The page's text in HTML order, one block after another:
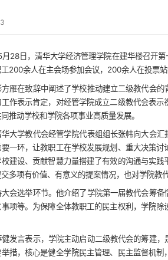
28日，清华大学经济管理学院在建华楼召开
200余人在主会场参加会议，200余人在投票
雁在致辞中阐述了学校推动建立二级教代会
作表示肯定，对经管学院成立二级教代会表
推动学校和学院各项事业高质量发展。
华大学教代会经管学院代表组组长张帏向大会
要一环，让教职工在学校发展规划、重大决策
建设、贡献智慧力量搭建了有效的沟通与实
多项有价值、有意义的提案情况，也对学院教
会选举环节。他介绍了学院第一届教代会筹
项等。为保障全体教职工的民主权利，学院
发言表示，学院主动启动二级教代会的筹建
措，核心是健全学院民主管理、民主监督机